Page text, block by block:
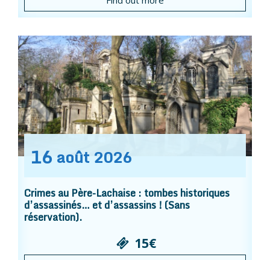
16 août 2026
Crimes au Père-Lachaise : tombes historiques
d’assassinés… et d’assassins ! (Sans
réservation).
15€